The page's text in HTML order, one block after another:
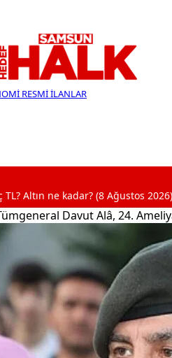
RESMİ İLANLAR
(8 Ağustos 2026)
Davut Alâ, 24.